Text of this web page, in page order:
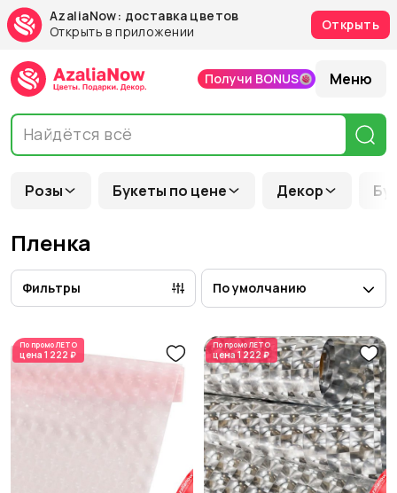
AzaliaNow: доставка цветов
Открыть в приложении
Открыть
Розы Букеты по цене Декор
Получи BONUS Меню
Пленка
Фильтры По умолчанию
По промоЛЕТО
цена 1 222 ₽
По промоЛЕТО
цена1 222 ₽